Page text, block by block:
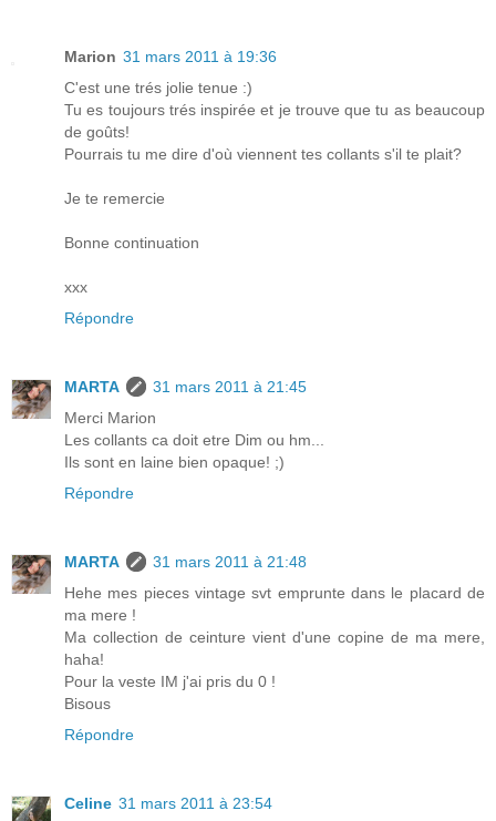
Marion 31 mars 2011 à 19:36
C'est une trés jolie tenue :)
Tu es toujours trés inspirée et je trouve que tu as beaucoup
de goûts!
Pourrais tu me dire d'où viennent tes collants s'il te plait?
Je te remercie
Bonne continuation
xxx
Répondre
MARTA
31 mars 2011 à 21:45
Merci Marion
Les collants ca doit etre Dim ou hm...
Ils sont en laine bien opaque! ;)
Répondre
MARTA
31 mars 2011 à 21:48
Hehe mes pieces vintage svt emprunte dans le placard de
ma mere !
Ma collection de ceinture vient d'une copine de ma mere,
haha!
Pour la veste IM j'ai pris du 0 !
Bisous
Répondre
Celine 31 mars 2011 à 23:54